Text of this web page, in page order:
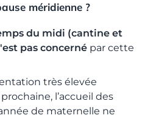
méridienne ?
du midi (cantine et
pas concerné par cette
très élevée
l’accueil des
de maternelle ne